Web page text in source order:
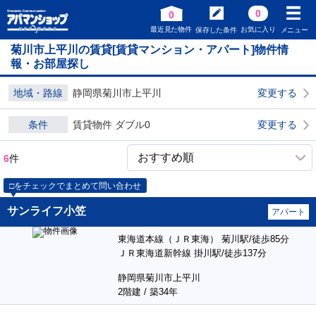
0
最近見た物件 保存した条件
0
お気に入り メニュー
菊川市上平川の賃貸[賃貸マンション・アパート]物件情
報・お部屋探し
地域・路線 静岡県菊川市上平川 変更する
条件 賃貸物件 ダブル0 変更する
6件
□をチェックでまとめて問い合わせ
サンライフ小笠 アパート
東海道本線（ＪＲ東海） 菊川駅/徒歩85分
ＪＲ東海道新幹線 掛川駅/徒歩137分
静岡県菊川市上平川
2階建 / 築34年